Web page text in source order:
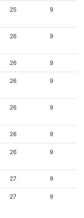
25 9
26 9
26 9
26 9
26 9
26 9
26 9
27 9
27 9